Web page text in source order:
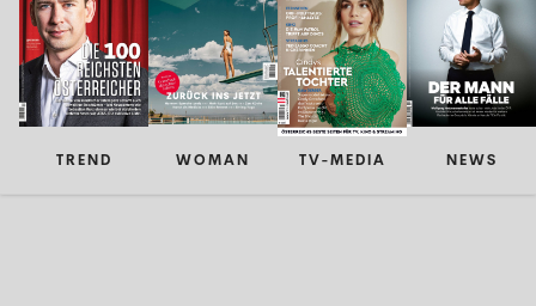
TREND WOMAN TV-MEDIA NEWS